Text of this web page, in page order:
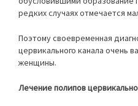
редких случаях отмечается
Поэтому своевременная
цервикального канала очень
женщины.
Лечение полипов